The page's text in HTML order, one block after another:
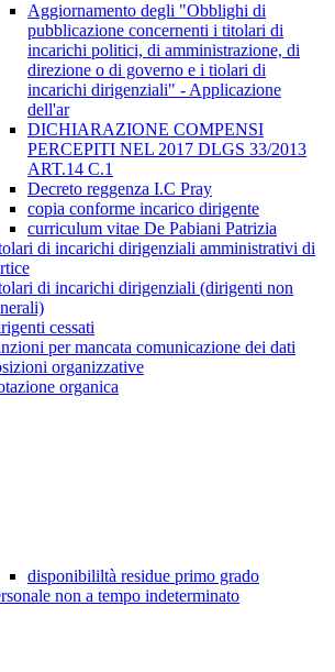
Aggiornamento degli "Obblighi di
pubblicazione concernenti i titolari di
incarichi politici, di amministrazione, di
direzione o di governo e i tiolari di
incarichi dirigenziali" - Applicazione
dell'ar
DICHIARAZIONE COMPENSI
PERCEPITI NEL 2017 DLGS 33/2013
ART.14 C.1
Decreto reggenza I.C Pray
copia conforme incarico dirigente
curriculum vitae De Pabiani Patrizia
di incarichi dirigenziali amministrativi di
di incarichi dirigenziali (dirigenti non
cessati
per mancata comunicazione dei dati
organizzative
organica
disponibililtà residue primo grado
non a tempo indeterminato